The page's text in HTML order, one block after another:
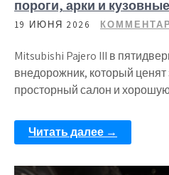
пороги, арки и
19 ИЮНЯ 2026
Mitsubishi Pajero III в
внедорожник, который ценят
просторный салон и
Читать далее →